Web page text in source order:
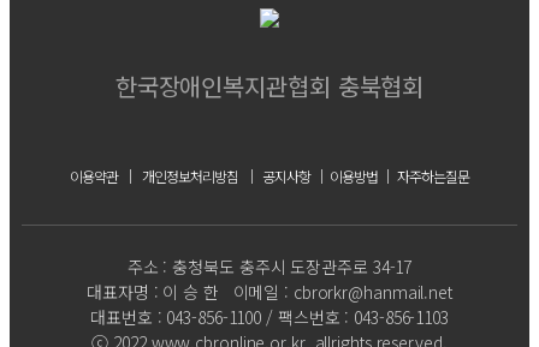
한국장애인복지관협회 충북협회
이용약관 ｜ 개인정보처리방침 ｜ 공지사항 ｜ 이용방법 ｜ 자주하는질문
주소 : 충청북도 충주시 도장관주로 34-17
대표자명 : 이 승 한 이메일 : cbrorkr@hanmail.net
대표번호 : 043-856-1100 / 팩스번호 : 043-856-1103